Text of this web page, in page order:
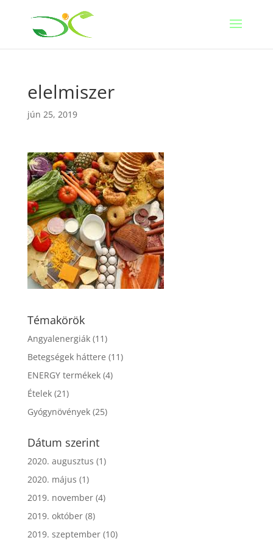
elelmiszer
jún 25, 2019
Témakörök
Angyalenergiák(11)
Betegségek háttere (11)
ENERGY termékek(4)
Ételek(21)
Gyógynövények(25)
Dátum szerint
2020. augusztus (1)
2020. május (1)
2019. november(4)
2019. október(8)
2019. szeptember(10)